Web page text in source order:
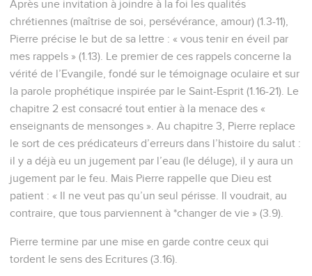
Après une invitation à joindre à la foi les qualités
chrétiennes (maîtrise de soi, persévérance, amour) (1.3-11),
Pierre précise le but de sa lettre : « vous tenir en éveil par
mes rappels » (1.13). Le premier de ces rappels concerne la
vérité de l’Evangile, fondé sur le témoignage oculaire et sur
la parole prophétique inspirée par le Saint-Esprit (1.16-21). Le
chapitre 2 est consacré tout entier à la menace des «
enseignants de mensonges ». Au chapitre 3, Pierre replace
le sort de ces prédicateurs d’erreurs dans l’histoire du salut :
il y a déjà eu un jugement par l’eau (le déluge), il y aura un
jugement par le feu. Mais Pierre rappelle que Dieu est
patient : « Il ne veut pas qu’un seul périsse. Il voudrait, au
contraire, que tous parviennent à *changer de vie » (3.9).
Pierre termine par une mise en garde contre ceux qui
tordent le sens des Ecritures (3.16).